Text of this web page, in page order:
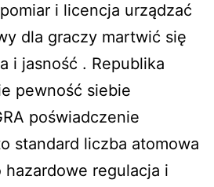
i licencja urządzać
dla graczy martwić się
i jasność . Republika
pewność siebie
poświadczenie
standard liczba atomowa
regulacja i